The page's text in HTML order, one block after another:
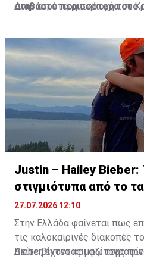
στην ευρύτερη περιοχή του
Διαβάστε περισσότερα
Justin – Hailey Bieber:
στιγμιότυπα από το
Ελλάδα
27.07.2026 12:10
Στην Ελλάδα φαίνεται πως
τις καλοκαιρινές διακοπές
Bieber, έχοντας μαζί τους
Δείτε βίντεο και